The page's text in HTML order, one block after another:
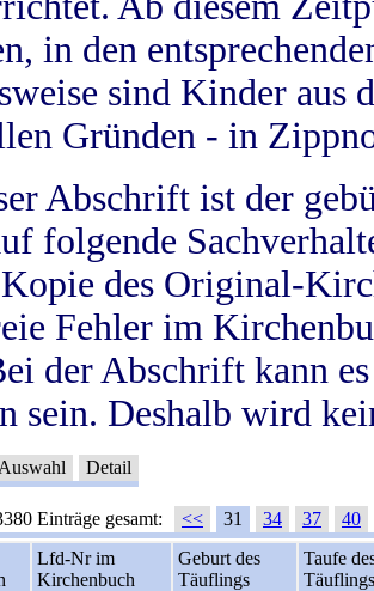
in den
sind Kinder aus
Gründen - in
Abschrift ist der
folgende
des Original-
Fehler im
der Abschrift kann
sein. Deshalb wird
Auswahl Detail
Einträge gesamt: << 31 34 37
40
Lfd-Nr im
Kirchenbuch
Geburt des
Täuflings
Taufe
Täuflings